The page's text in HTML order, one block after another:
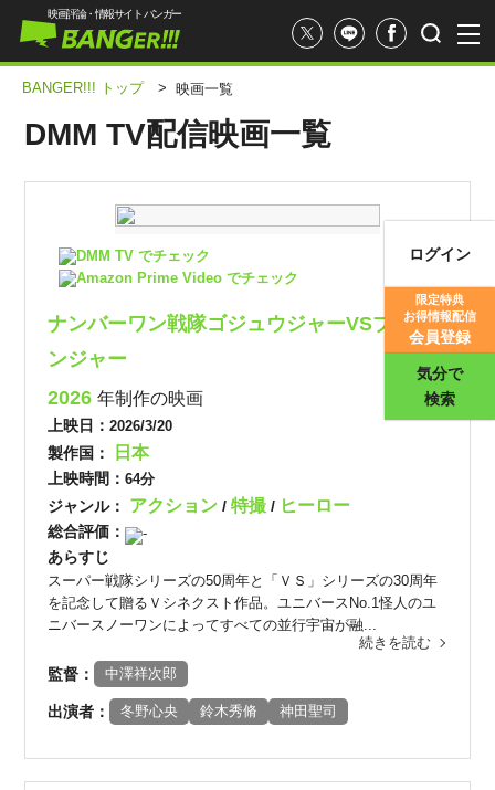
映画記事
映画評価
映画評論・情報サイト バンガー
ログイン
限定特典
お得情報配信
会員登録
気分で
検索
BANGER!!! トップ > 映画一覧
DMM TV配信映画一覧
DMM TV でチェック
Amazon Prime Video でチェック
ナンバーワン戦隊ゴジュウジャーVSブンブ
ンジャー
2026年制作の映画
上映日：2026/3/20
製作国： 日本
上映時間：64分
ジャンル： アクション/特撮/ ヒーロー
総合評価： -
あらすじ
スーパー戦隊シリーズの50周年と「ＶＳ」シリーズの30周年
を記念して贈るＶシネクスト作品。ユニバースNo.1怪人のユ
ニバースノーワンによってすべての並行宇宙が融...
続きを読む
監督： 中澤祥次郎
出演者： 冬野心央 鈴木秀脩 神田聖司